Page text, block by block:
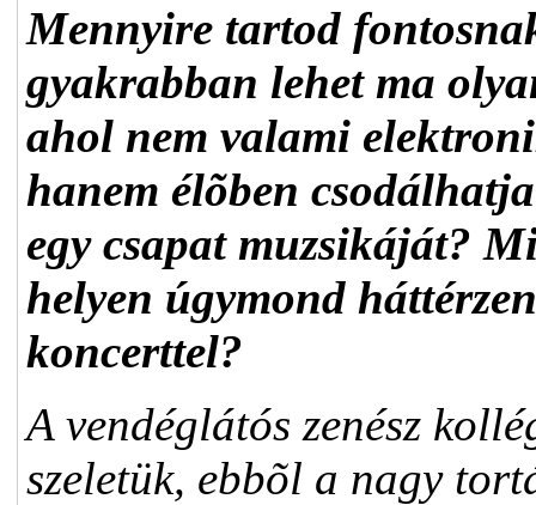
Mennyire tartod
gyakrabban lehet ma
ahol nem valami
hanem élõben
egy csapat muzsikáját?
helyen úgymond
koncerttel?
A vendéglátós zenész
szeletük, ebbõl a nagy